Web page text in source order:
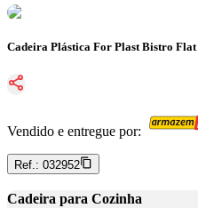
Cadeira Plástica For Plast Bistro
Vendido e entregue por:
Ref.: 032952
Cadeira para Cozinha